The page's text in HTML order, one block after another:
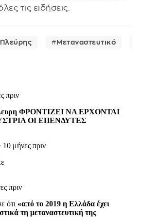
τις ειδήσεις.
Μεταναστευτικό